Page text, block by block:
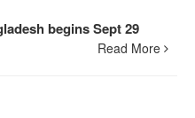
begins Sept 29
Read More